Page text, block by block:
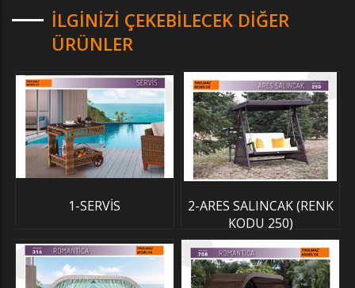
İLGINIZI ÇEKEBILECEK DIĞER
ÜRÜNLER
1-SERVİS
2-ARES SALINCAK (RENK
KODU 250)